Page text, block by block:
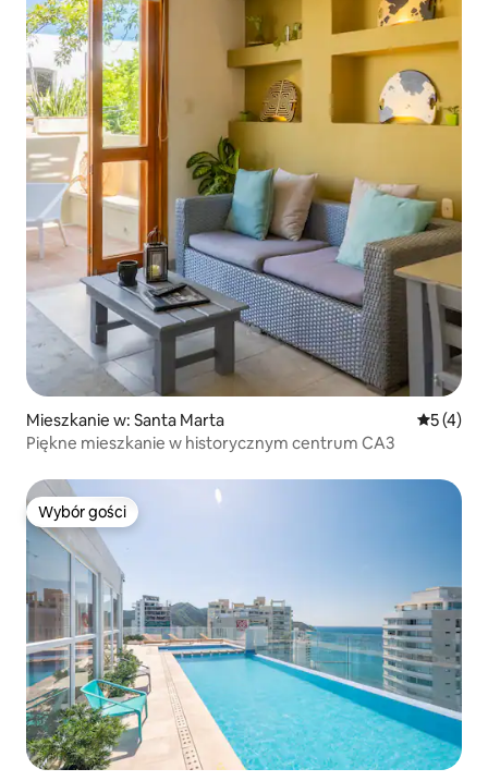
Mieszkanie w: Santa Marta Średnia
5 (4)
Piękne mieszkanie w historycznym centrum CA3
Wybór gości
Wybór gości